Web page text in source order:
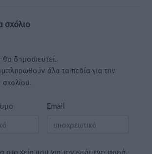
σχόλιο
δημοσιευτεί.
όλα τα πεδία για την
Email
στοιχεία μου για την επόμενη φορά.